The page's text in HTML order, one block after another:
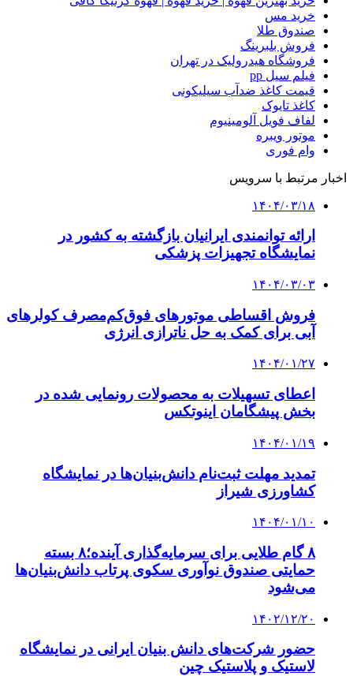
خرید مس
صندوق طلا
فروش بلبرینگ
فروشگاه هیدرولیک در تهران
فیلم سیل pp
قیمت کاغذ ضدآب سیلیکونی
کاغذ تایوک
لفاف فویل آلومینیوم
موتور ویبره
وام فوری
اخبار مرتبط با سرویس
۱۴۰۴/۰۳/۱۸
ارائه توانمندی ایرانیان بازگشته به کشور در
نمایشگاه تجهیزات پزشکی
۱۴۰۴/۰۳/۰۳
فروش اقساطی موتورهای فوق‌کم‌مصرف کولرهای
آبی برای کمک به حل ناترازی انرژی
۱۴۰۴/۰۱/۲۷
اعطای تسهیلات به محصولات رونمایی شده در
بخش پیشگامان اینوتکس
۱۴۰۴/۰۱/۱۹
تمدید مهلت ثبت‌نام دانش‌بنیان‌ها در نمایشگاه
کشاورزی شیراز
۱۴۰۴/۰۱/۱۰
۸ گام طلایی برای سرمایه‌گذاری آینده؛۸ بسته
حمایتی صندوق نوآوری سکوی پرتاب دانش‌بنیان‌ها
می‌شود
۱۴۰۲/۱۲/۲۰
حضور شرکت‌های دانش بنیان ایرانی در نمایشگاه
لاستیک و پلاستیک چین